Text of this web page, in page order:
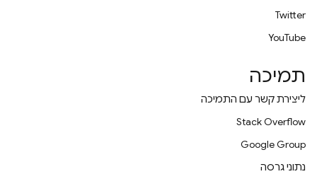
Twitter
YouTube
תמיכה
ליצירת קשר עם התמיכה
Stack Overflow
Google Group
נתוני גרסה